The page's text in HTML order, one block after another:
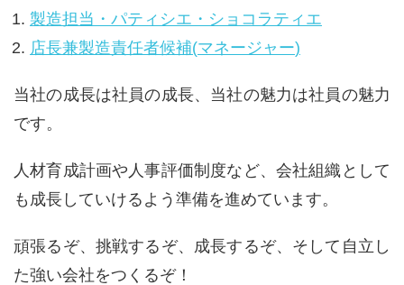
製造担当・パティシエ・ショコラティエ
店長兼製造責任者候補(マネージャー)
当社の成長は社員の成長、当社の魅力は社員の魅力
です。
人材育成計画や人事評価制度など、会社組織として
も成長していけるよう準備を進めています。
頑張るぞ、挑戦するぞ、成長するぞ、そして自立し
た強い会社をつくるぞ！